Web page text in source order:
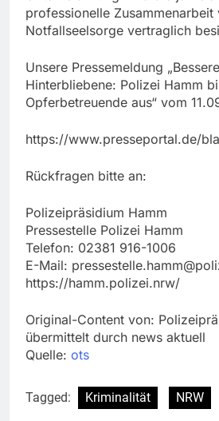
professionelle Zusammenarbeit
Notfallseelsorge vertraglich
Unsere Pressemeldung
Hinterbliebene: Polizei Hamm
Opferbetreuende aus“ vom
https://www.presseportal.de/
Rückfragen bitte an:
Polizeipräsidium Hamm
Pressestelle Polizei Hamm
Telefon: 02381 916-1006
E-Mail:
https://hamm.polizei.nrw/
Original-Content von:
übermittelt durch news aktuell
Quelle: ots
Tagged: Kriminalität NRW